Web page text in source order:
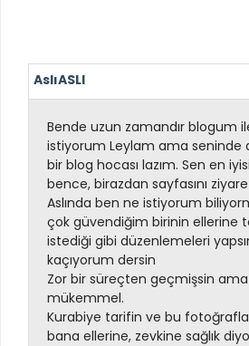
AslıASLI
Bende uzun zamandır blogum
istiyorum Leylam ama seninde
bir blog hocası lazım. Sen en
bence, birazdan sayfasını
Aslında ben ne istiyorum
çok güvendiğim birinin ellerine
istediği gibi düzenlemeleri
kaçıyorum dersin
Zor bir süreçten geçmişsin
mükemmel.
Kurabiye tarifin ve bu
bana ellerine, zevkine sağlık